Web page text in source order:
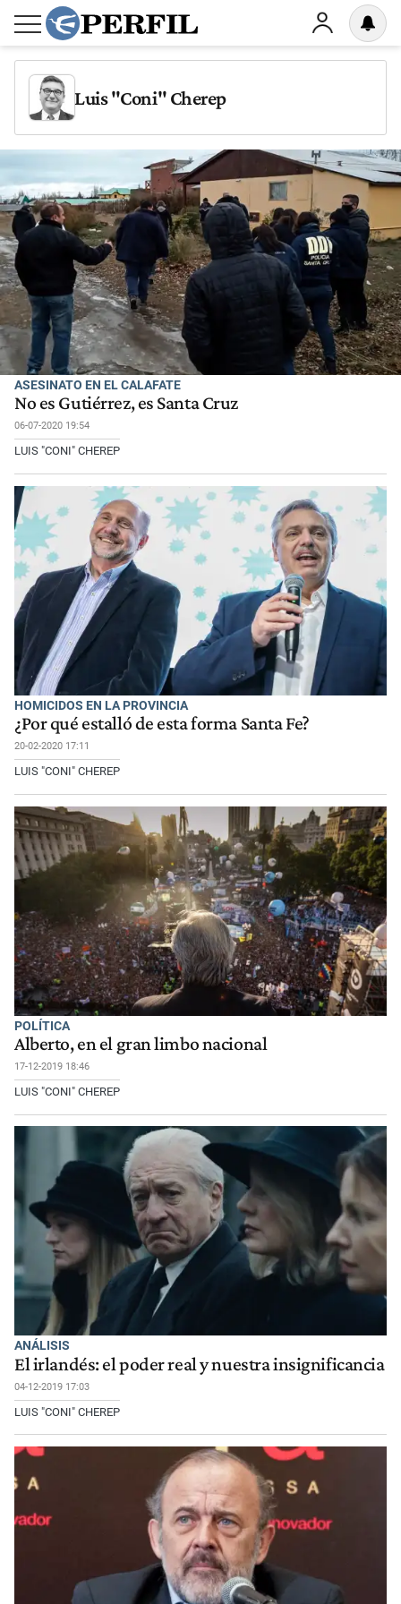
Luis "Coni" Cherep
ASESINATO EN EL CALAFATE
No es Gutiérrez, es Santa Cruz
06-07-2020 19:54
LUIS "CONI" CHEREP
HOMICIDOS EN LA PROVINCIA
¿Por qué estalló de esta forma Santa Fe?
20-02-2020 17:11
LUIS "CONI" CHEREP
POLÍTICA
Alberto, en el gran limbo nacional
17-12-2019 18:46
LUIS "CONI" CHEREP
ANÁLISIS
El irlandés: el poder real y nuestra insignificancia
04-12-2019 17:03
LUIS "CONI" CHEREP